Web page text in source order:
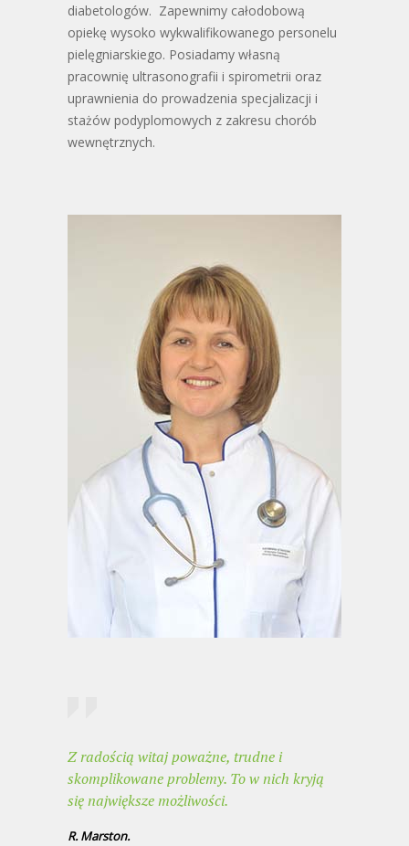
diabetologów. Zapewnimy całodobową
opiekę wysoko wykwalifikowanego personelu
pielęgniarskiego. Posiadamy własną
pracownię ultrasonografii i spirometrii oraz
uprawnienia do prowadzenia specjalizacji i
stażów podyplomowych z zakresu chorób
wewnętrznych.
Z radością witaj poważne, trudne i
skomplikowane problemy. To w nich kryją
się największe możliwości.
R. Marston.